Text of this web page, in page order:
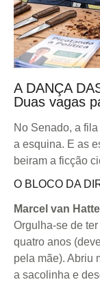
A DANÇA
Duas vagas
No Senado, a
a esquina. E as
beiram a ficção
O BLOCO DA
Marcel van
Orgulha-se de
quatro anos
pela mãe). Abriu
a sacolinha e